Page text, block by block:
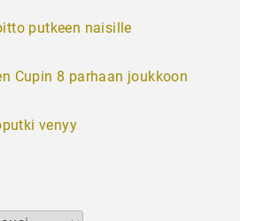
putkeen naisille
Cupin 8 parhaan joukkoon
venyy